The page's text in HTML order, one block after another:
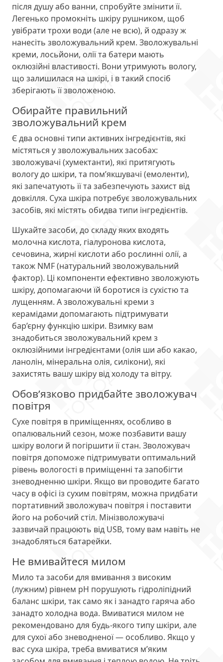
після душу або ванни, спробуйте змінити її.
Легенько промокніть шкіру рушником, щоб
увібрати трохи води (але не всю), й одразу ж
нанесіть зволожувальний крем. Зволожувальні
креми, лосьйони, олії та батери мають
оклюзійні властивості. Вони утримують вологу,
що залишилася на шкірі, і в такий спосіб
зберігають її зволоженою.
Обирайте правильний
зволожувальний крем
Є два основні типи активних інгредієнтів, які
містяться у зволожувальних засобах:
зволожувачі (хумектанти), які притягують
вологу до шкіри, та пом’якшувачі (емоленти),
які запечатують її та забезпечують захист від
довкілля. Суха шкіра потребує зволожувальних
засобів, які містять обидва типи інгредієнтів.
Шукайте засоби, до складу яких входять
молочна кислота, гіалуронова кислота,
сечовина, жирні кислоти або рослинні олії, а
також NMF (натуральний зволожувальний
фактор). Ці компоненти ефективно зволожують
шкіру, допомагаючи їй боротися із сухістю та
лущенням. А зволожувальні креми з
керамідами допомагають підтримувати
бар’єрну функцію шкіри. Взимку вам
знадобиться зволожувальний крем з
оклюзійними інгредієнтами (олія ши або какао,
ланолін, мінеральна олія, силікони), які
захистять вашу шкіру від холоду та вітру.
Обов’язково придбайте зволожувач
повітря
Сухе повітря в приміщеннях, особливо в
опалювальний сезон, може позбавити вашу
шкіру вологи й погіршити її стан. Зволожувач
повітря допоможе підтримувати оптимальний
рівень вологості в приміщенні та запобігти
зневодненню шкіри. Якщо ви проводите багато
часу в офісі із сухим повітрям, можна придбати
портативний зволожувач повітря і поставити
його на робочий стіл. Мінізволожувачі
зазвичай працюють від USB, тому вам навіть не
знадобляться батарейки.
Не вмивайтеся милом
Мило та засоби для вмивання з високим
(лужним) рівнем рН порушують гідроліпідний
баланс шкіри, так само як і занадто гаряча або
занадто холодна вода. Вмиватися милом не
рекомендовано для будь-якого типу шкіри, але
для сухої або зневодненої — особливо. Якщо у
вас суха шкіра, треба вмиватися м’яким